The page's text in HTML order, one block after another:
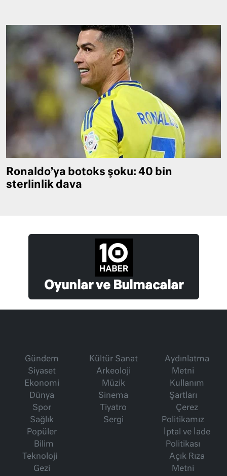
Ronaldo’ya botoks şoku: 40 bin
sterlinlik dava
Oyunlar ve Bulmacalar
Gündem
Siyaset
Ekonomi
Dünya
Spor
Sağlık
Popüler
Bilim
Teknoloji
Gezi
Kültür Sanat
Arkeoloji
Müzik
Sinema
Tiyatro
Sergi
Aydınlatma
Metni
Kullanım
Şartları
Çerez
Politikamız
İptal ve İade
Politikası
Açık Rıza
Metni